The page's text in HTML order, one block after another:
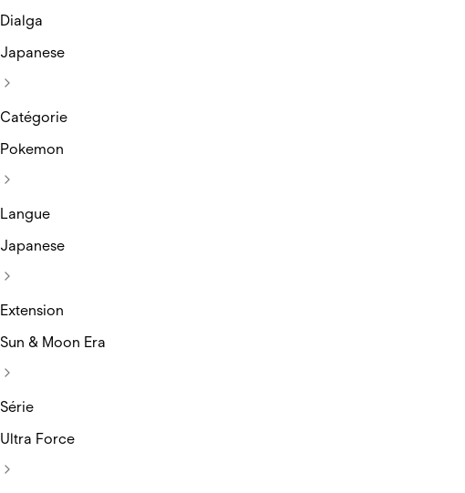
Dialga
Japanese
Catégorie
Pokemon
Langue
Japanese
Extension
Sun & Moon Era
Série
Ultra Force